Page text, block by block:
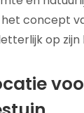
concept
op zijn